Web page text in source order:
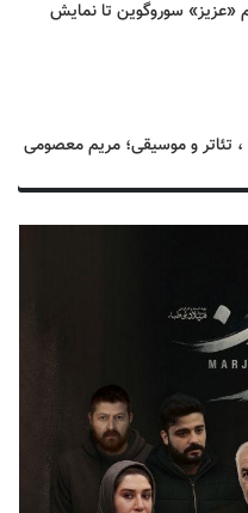
«عزیز» سوروگوین تا نمایش